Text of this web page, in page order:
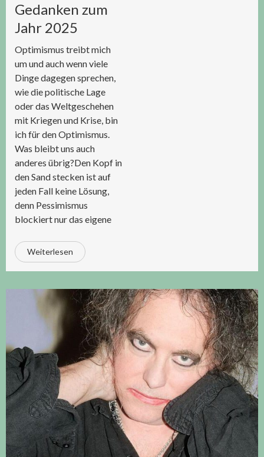
Gedanken zum
Jahr 2025
Optimismus treibt mich
um und auch wenn viele
Dinge dagegen sprechen,
wie die politische Lage
oder das Weltgeschehen
mit Kriegen und Krise, bin
ich für den Optimismus.
Was bleibt uns auch
anderes übrig?Den Kopf in
den Sand stecken ist auf
jeden Fall keine Lösung,
denn Pessimismus
blockiert nur das eigene
Weiterlesen